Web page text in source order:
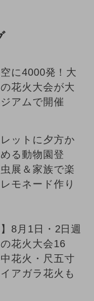
に4000発！大
花火大会が大
アムで開催
ットに夕方か
る動物園登
展＆家族で楽
モネード作り
】8月1日・2日週
花火大会16
花火・尺五寸
アガラ花火も